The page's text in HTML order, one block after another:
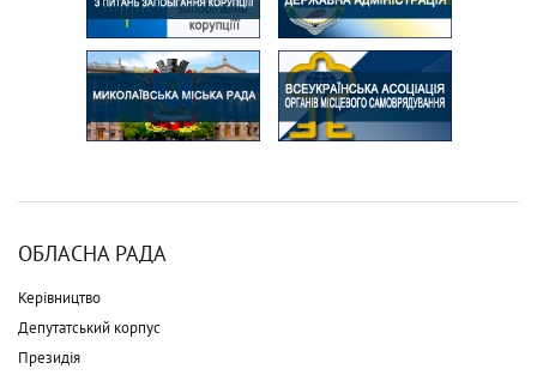
ОБЛАСНА РАДА
Керівництво
Депутатський корпус
Президія